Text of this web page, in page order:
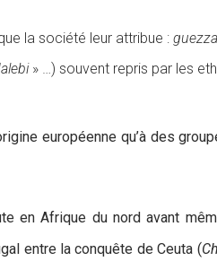
la société leur attribue :
» …) souvent repris par les
européenne qu’à des
en Afrique du nord avant
entre la conquête de Ceuta (